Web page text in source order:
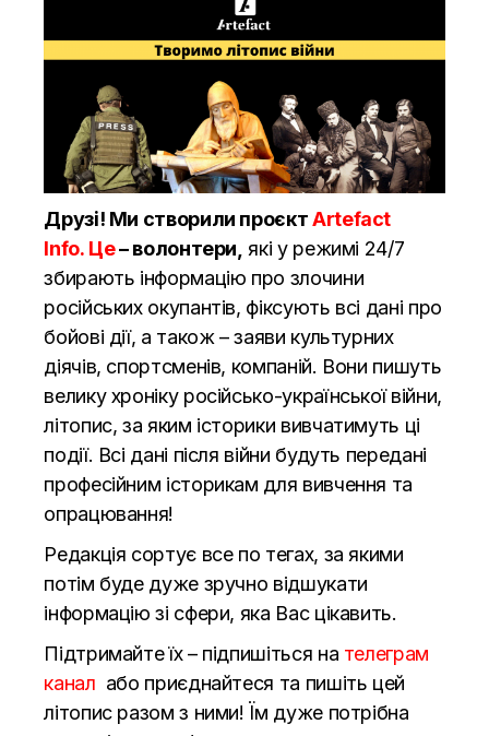
Друзі! Ми створили проєктArtefact
Info. Це– волонтери, які у режимі 24/7
збирають інформацію про злочини
російських окупантів, фіксують всі дані про
бойові дії, а також – заяви культурних
діячів, спортсменів, компаній. Вони пишуть
велику хроніку російсько-української війни,
літопис, за яким історики вивчатимуть ці
події. Всі дані після війни будуть передані
професійним історикам для вивчення та
опрацювання!
Редакція сортує все по тегах, за якими
потім буде дуже зручно відшукати
інформацію зі сфери, яка Вас цікавить.
Підтримайте їх – підпишіться на телеграм
канал або приєднайтеся та пишіть цей
літопис разом з ними! Їм дуже потрібна